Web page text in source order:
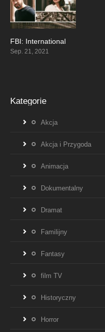
7.621
FBI: International
Sep. 21, 2021
Kategorie
Akcja
Akcja i Przygoda
Animacja
Dokumentalny
Dramat
Familijny
Fantasy
film TV
Historyczny
Horror